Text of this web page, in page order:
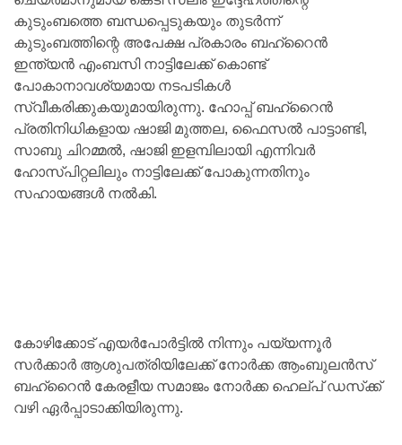
കുടുംബത്തെ ബന്ധപ്പെടുകയും തുടര്‍ന്ന്
കുടുംബത്തിന്റെ അപേക്ഷ പ്രകാരം ബഹ്റൈന്‍
ഇന്ത്യന്‍ എംബസി നാട്ടിലേക്ക് കൊണ്ട്
പോകാനാവശ്യമായ നടപടികള്‍
സ്വീകരിക്കുകയുമായിരുന്നു. ഹോപ്പ് ബഹ്റൈന്‍
പ്രതിനിധികളായ ഷാജി മുത്തല, ഫൈസല്‍ പാട്ടാണ്ടി,
സാബു ചിറമ്മല്‍, ഷാജി ഇളമ്പിലായി എന്നിവര്‍
ഹോസ്പിറ്റലിലും നാട്ടിലേക്ക് പോകുന്നതിനും
സഹായങ്ങള്‍ നല്‍കി.
കോഴിക്കോട് എയര്‍പോര്‍ട്ടില്‍ നിന്നും പയ്യന്നൂര്‍
സര്‍ക്കാര്‍ ആശുപത്രിയിലേക്ക് നോര്‍ക്ക ആംബുലന്‍സ്
ബഹ്റൈന്‍ കേരളീയ സമാജം നോര്‍ക്ക ഹെല്പ് ഡസ്‌ക്ക്
വഴി ഏര്‍പ്പാടാക്കിയിരുന്നു.